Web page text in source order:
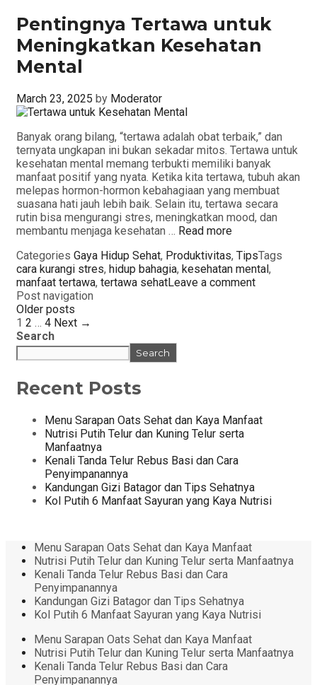
Pentingnya Tertawa untuk
Meningkatkan Kesehatan
Mental
March 23, 2025 by Moderator
Banyak orang bilang, “tertawa adalah obat terbaik,” dan
ternyata ungkapan ini bukan sekadar mitos. Tertawa untuk
kesehatan mental memang terbukti memiliki banyak
manfaat positif yang nyata. Ketika kita tertawa, tubuh akan
melepas hormon-hormon kebahagiaan yang membuat
suasana hati jauh lebih baik. Selain itu, tertawa secara
rutin bisa mengurangi stres, meningkatkan mood, dan
membantu menjaga kesehatan … Read more
Categories Gaya Hidup Sehat, Produktivitas, TipsTags
cara kurangi stres, hidup bahagia, kesehatan mental,
manfaat tertawa, tertawa sehatLeave a comment
Post navigation
Older posts
1 2 … 4 Next →
Search
Search
Recent Posts
Menu Sarapan Oats Sehat dan Kaya Manfaat
Nutrisi Putih Telur dan Kuning Telur serta
Manfaatnya
Kenali Tanda Telur Rebus Basi dan Cara
Penyimpanannya
Kandungan Gizi Batagor dan Tips Sehatnya
Kol Putih 6 Manfaat Sayuran yang Kaya Nutrisi
Menu Sarapan Oats Sehat dan Kaya Manfaat
Nutrisi Putih Telur dan Kuning Telur serta Manfaatnya
Kenali Tanda Telur Rebus Basi dan Cara
Penyimpanannya
Kandungan Gizi Batagor dan Tips Sehatnya
Kol Putih 6 Manfaat Sayuran yang Kaya Nutrisi
Menu Sarapan Oats Sehat dan Kaya Manfaat
Nutrisi Putih Telur dan Kuning Telur serta Manfaatnya
Kenali Tanda Telur Rebus Basi dan Cara
Penyimpanannya